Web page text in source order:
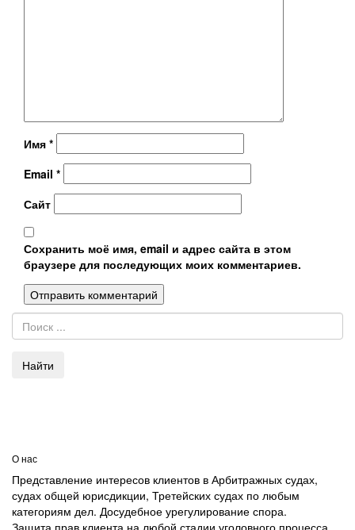
Имя *
Email *
Сайт
Сохранить моё имя, email и адрес сайта в этом
браузере для последующих моих комментариев.
Найти
О нас
Представление интересов клиентов в Арбитражных судах,
судах общей юрисдикции, Третейских судах по любым
категориям дел. Досудебное урегулирование спора.
Защита прав клиента на любой стадии уголовного процесса.